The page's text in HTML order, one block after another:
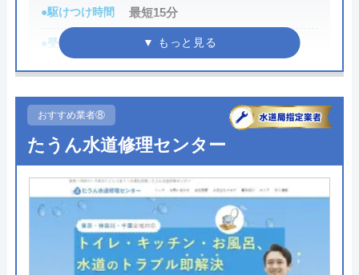
所在地
〒343-0032
埼玉県越谷市大字袋山1513番地1サミ
ーコート越谷307
●駆けつけ時間 最短15分
●受付時間 24時間
●定休日 年中無休
●累計実績
詳細は公式HPでご確認ください
水回り駆けつけ隊がおすすめの理由
SFSが運営する水回り駆けつけ隊は水回りトラブル
の修理や、設備のリフォームを手掛けている業者で
す。神奈川県全域で24時間年中無休で営業していま
おすすめ業者⑧
たうん水道修理センター